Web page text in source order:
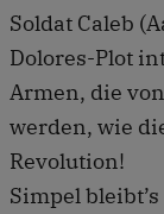
Soldat Caleb
Dolores-Plot
Armen, die
werden, wie
Revolution!
Simpel